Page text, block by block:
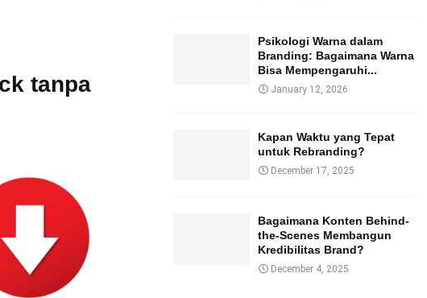
tanpa
Psikologi Warna dalam
Branding: Bagaimana Warna
Bisa Mempengaruhi...
January 12, 2026
Kapan Waktu yang Tepat
untuk Rebranding?
December 17, 2025
Bagaimana Konten Behind-
the-Scenes Membangun
Kredibilitas Brand?
December 4, 2025